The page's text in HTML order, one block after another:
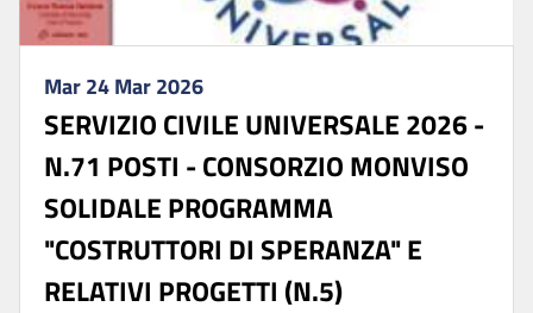
Mar 24 Mar 2026
SERVIZIO CIVILE UNIVERSALE 2026 -
N.71 POSTI - CONSORZIO MONVISO
SOLIDALE PROGRAMMA
"COSTRUTTORI DI SPERANZA" E
RELATIVI PROGETTI (N.5)